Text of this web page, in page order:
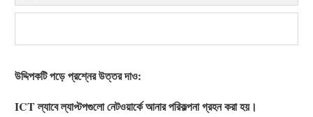
উদ্দিপকটি পড়ে প্রশ্নের উত্তর দাও:
ICT ল্যাবে ল্যাপ্টপগুলো নেটওয়ার্কে আনার পরিকল্পনা গ্রহন করা হয়।